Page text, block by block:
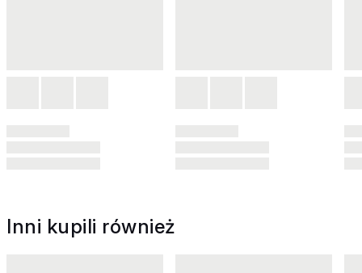
Inni kupili również